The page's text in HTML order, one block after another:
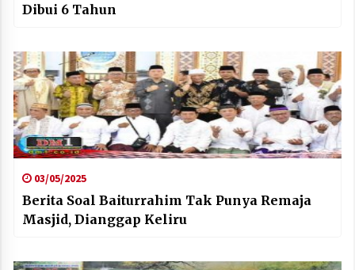
Dibui 6 Tahun
03/05/2025
Berita Soal Baiturrahim Tak Punya Remaja
Masjid, Dianggap Keliru